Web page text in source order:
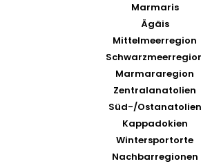
Marmaris
Ägäis
Mittelmeerregion
Marmararegion
Zentralanatolien
Süd-/Ostanatolien
Kappadokien
Wintersportorte
Nachbarregionen